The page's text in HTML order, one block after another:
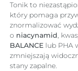
Tonik to
który pomaga
znormalizować
o niacynamid,
BALANCE lub PHA
zmniejszają
stany zapalne.